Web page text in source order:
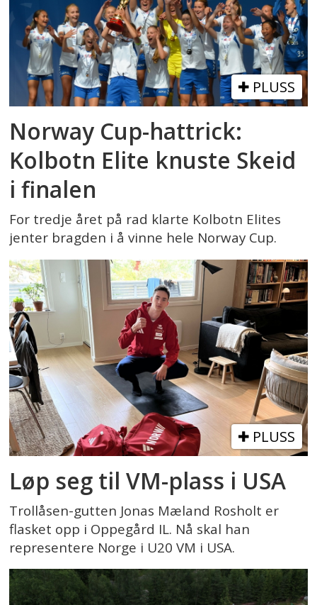
PLUSS
Norway Cup-hattrick:
Kolbotn Elite knuste Skeid
i finalen
For tredje året på rad klarte Kolbotn Elites
jenter bragden i å vinne hele Norway Cup.
PLUSS
Løp seg til VM-plass i USA
Trollåsen-gutten Jonas Mæland Rosholt er
flasket opp i Oppegård IL. Nå skal han
representere Norge i U20 VM i USA.